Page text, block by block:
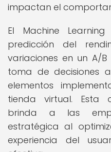
impactan el
El Machine
predicción del
variaciones en un A/
toma de decisiones
elementos
tienda virtual. Esta
brinda a las
estratégica al
experiencia del